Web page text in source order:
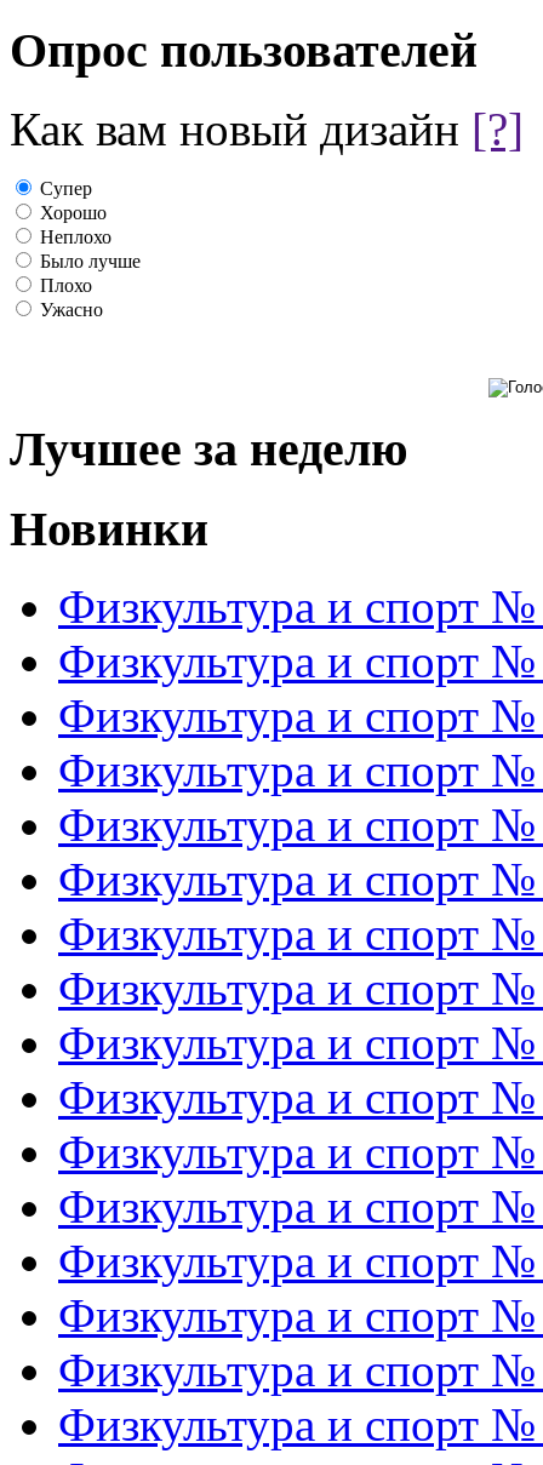
Опрос пользователей
Как вам новый дизайн [?]
Супер
Хорошо
Неплохо
Было лучше
Плохо
Ужасно
Лучшее за неделю
Новинки
Физкультура и спорт
Физкультура и спорт
Физкультура и спорт
Физкультура и спорт
Физкультура и спорт
Физкультура и спорт
Физкультура и спорт
Физкультура и спорт
Физкультура и спорт
Физкультура и спорт
Физкультура и спорт
Физкультура и спорт
Физкультура и спорт
Физкультура и спорт
Физкультура и спорт
Физкультура и спорт